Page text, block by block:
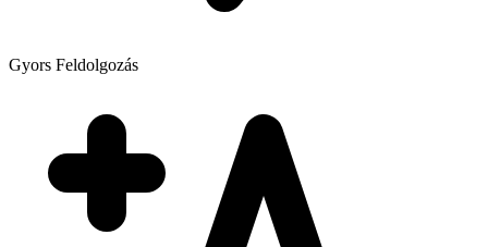
Gyors Feldolgozás